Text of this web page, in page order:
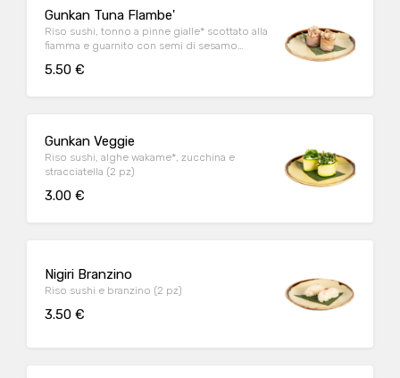
Gunkan Tuna Flambe'
Riso sushi, tonno a pinne gialle* scottato alla
fiamma e guarnito con semi di sesamo
5.50 €
Gunkan Veggie
Riso sushi, alghe wakame*, zucchina e
stracciatella (2 pz)
3.00 €
Nigiri Branzino
Riso sushi e branzino (2 pz)
3.50 €